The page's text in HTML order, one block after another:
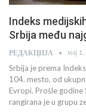
Indeks
Srbija među
РЕДАКЦИЈА мај
Srbija je prema
104. mesto, od
Evropi. Prošle godine
rangirana je u grupu